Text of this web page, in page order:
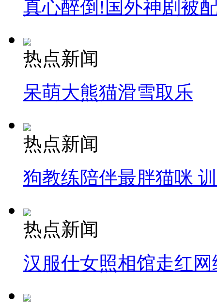
真心醉倒!国外神剧被
热点新闻
呆萌大熊猫滑雪取乐
热点新闻
狗教练陪伴最胖猫咪
热点新闻
汉服仕女照相馆走红网